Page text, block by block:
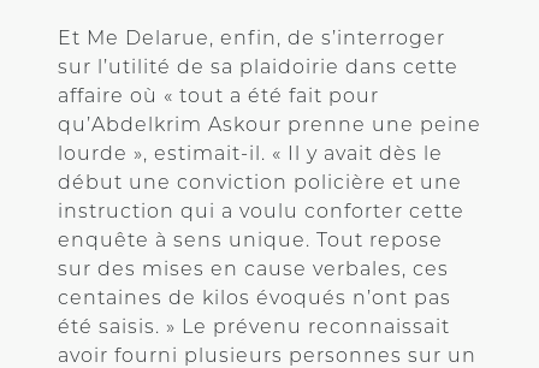
Et Me Delarue, enfin, de s’interroger
sur l’utilité de sa plaidoirie dans cette
affaire où « tout a été fait pour
qu’Abdelkrim Askour prenne une peine
lourde », estimait-il. « Il y avait dès le
début une conviction policière et une
instruction qui a voulu conforter cette
enquête à sens unique. Tout repose
sur des mises en cause verbales, ces
centaines de kilos évoqués n’ont pas
été saisis. » Le prévenu reconnaissait
avoir fourni plusieurs personnes sur un